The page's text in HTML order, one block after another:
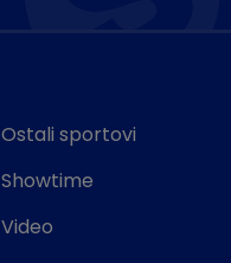
Ostali sportovi
Showtime
Video